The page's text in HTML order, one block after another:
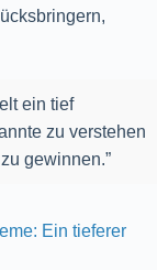
ein tief
zu verstehen
gewinnen.”
Ein tieferer